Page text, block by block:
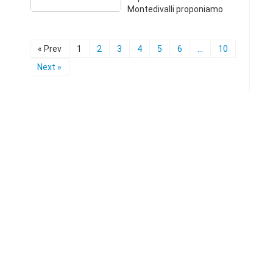
Montedivalli proponiamo
abitabile da subito.
« Prev 1 2 3 4 5 6
10
Next »